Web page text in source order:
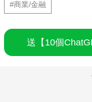
#商業/金融
送【10個